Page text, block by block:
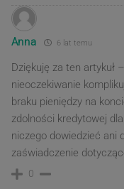
Anna 6 lat temu
Dziękuję za ten artykuł
nieoczekiwanie
braku pieniędzy na
zdolności kredytowej
niczego dowiedzieć ani
zaświadczenie
0